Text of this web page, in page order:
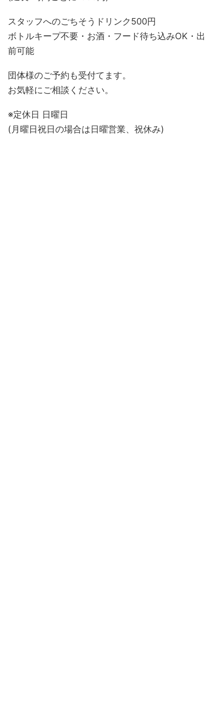
スタッフへのごちそうドリンク500円
ボトルキープ不要・お酒・フード待ち込みOK・出
前可能
団体様のご予約も受付てます。
お気軽にご相談ください。
※定休日 日曜日
(月曜日祝日の場合は日曜営業、祝休み)